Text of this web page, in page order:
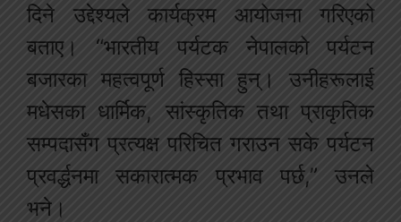
दिने उद्देश्यले कार्यक्रम आयोजना गरिएको
बताए। “भारतीय पर्यटक नेपालको पर्यटन
बजारका महत्वपूर्ण हिस्सा हुन्। उनीहरूलाई
मधेसका धार्मिक, सांस्कृतिक तथा प्राकृतिक
सम्पदासँग प्रत्यक्ष परिचित गराउन सके पर्यटन
प्रवर्द्धनमा सकारात्मक प्रभाव पर्छ,” उनले
भने।